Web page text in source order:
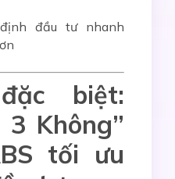
đầu tư nhanh
biệt:
3 Không”
tối ưu